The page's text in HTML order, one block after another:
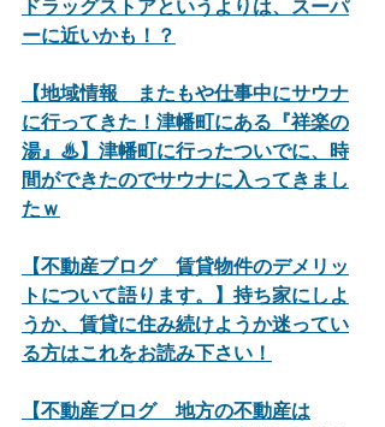
ドラッグストアというよりは、スーパ
ーに近いかも！？
【地域情報　またもや仕事中にサウナ
に行ってきた！津幡町にある『祥楽の
湯』♨】津幡町に行ったついでに、時
間ができたのでサウナに入ってきまし
たｗ
【不動産ブログ　賃貸物件のデメリッ
トについて語ります。】持ち家にしよ
うか、賃貸に住み続けようか迷ってい
る方はこれをお読み下さい！
【不動産ブログ　地方の不動産は